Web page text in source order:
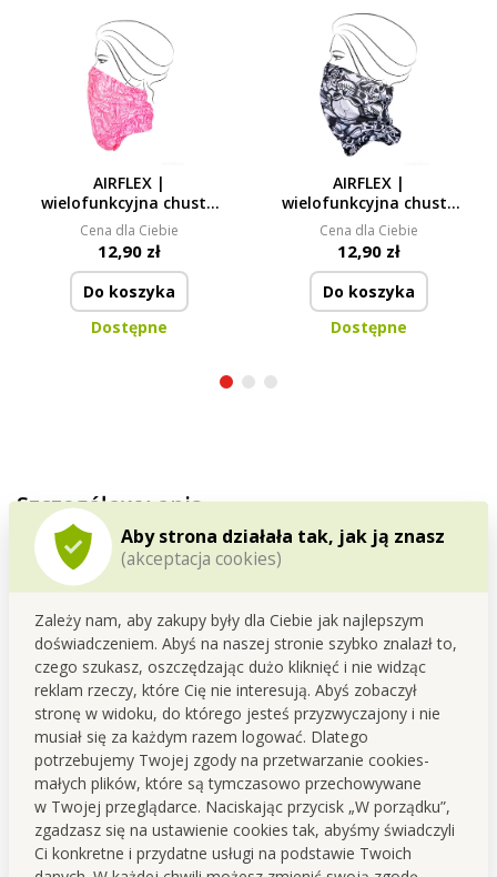
Aby strona działała tak, jak ją znasz
(akceptacja cookies)
Zależy nam, aby zakupy były dla Ciebie jak najlepszym
doświadczeniem. Abyś na naszej stronie szybko znalazł to,
czego szukasz, oszczędzając dużo kliknięć i nie widząc
reklam rzeczy, które Cię nie interesują. Abyś zobaczył
stronę w widoku, do którego jesteś przyzwyczajony i nie
musiał się za każdym razem logować. Dlatego
potrzebujemy Twojej zgody na przetwarzanie cookies-
małych plików, które są tymczasowo przechowywane
w Twojej przeglądarce. Naciskając przycisk „W porządku”,
zgadzasz się na ustawienie cookies tak, abyśmy świadczyli
Ci konkretne i przydatne usługi na podstawie Twoich
AIRFLEX |
wielofunkcyjna chusta
| do sportu & ochrony |
uniwersalny rozmiar |
PINK
Cena dla Ciebie
12,90 zł
Do koszyka
Dostępne
AIRFLEX |
wielofunkcyjna chusta
| do sportu & ochrony |
uniwersalny rozmiar |
SKULL
Cena dla Ciebie
12,90 zł
Do koszyka
Dostępne
Szczegółowy opis
Wykorzystaszdo zakrycia ust i nosa , podczas
różnych aktywności sportowych, ale także do
Wielofunkcyjna chusta:
• chroni przed słońcem,
• jest oddychająca i dobrze odprowadza wilgoć,
• podczas uprawiania sportu zapobiega skraplaniu potu na
twarz,
• zimą chroni przed wiatrem i przemarznięciem,
• idealna jako pierwsza warstwa pod kask rowerowy,